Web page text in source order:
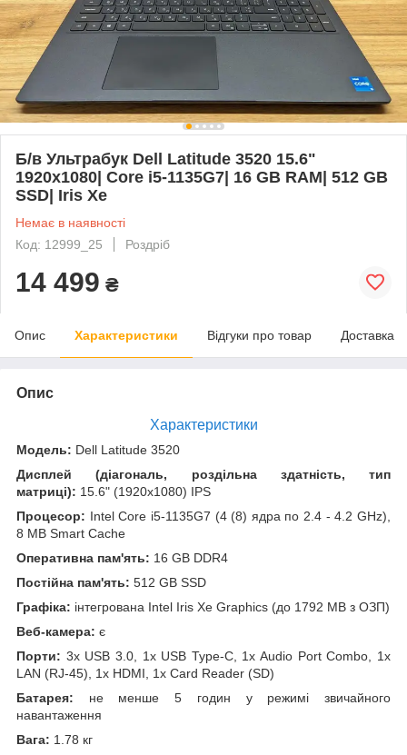
Б/в Ультрабук Dell Latitude 3520 15.6"
1920x1080| Core i5-1135G7| 16 GB RAM| 512 GB
SSD| Iris Xe
Немає в наявності
Код: 12999_25
Роздріб
14 499 ₴
Опис Характеристики Відгуки про товар Доставка
Опис
Характеристики
Модель: Dell Latitude 3520
Дисплей (діагональ, роздільна здатність, тип
матриці): 15.6" (1920x1080) IPS
Процесор: Intel Core i5-1135G7 (4 (8) ядра по 2.4 - 4.2 GHz),
8 MB Smart Cache
Оперативна пам'ять: 16 GB DDR4
Постійна пам'ять: 512 GB SSD
Графіка: інтегрована Intel Iris Xe Graphics (до 1792 MB з ОЗП)
Веб-камера: є
Порти: 3x USB 3.0, 1x USB Type-C, 1x Audio Port Combo, 1x
LAN (RJ-45), 1x HDMI, 1x Card Reader (SD)
Батарея: не менше 5 годин у режимі звичайного
навантаження
Вага: 1.78 кг